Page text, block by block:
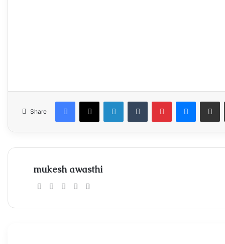
Share
Facebook
X LinkedInTumblr Pinterest
mukesh awasthi
WebsiteFacebook
X Instagram